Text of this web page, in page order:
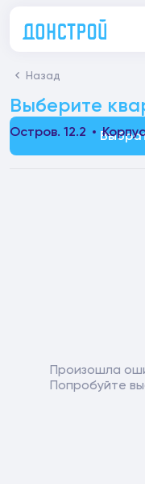
Назад
Выберите
Остров. 12.2
Произошла
Попробуйте